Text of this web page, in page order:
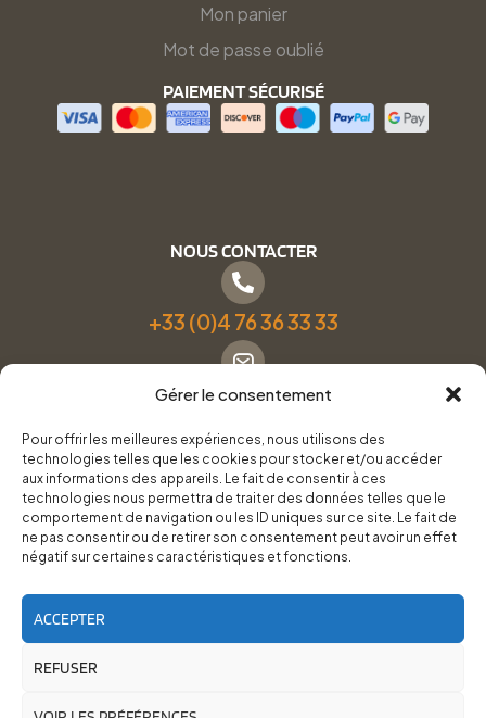
Gérer le consentement
Pour offrir les meilleures expériences, nous utilisons des
technologies telles que les cookies pour stocker et/ou accéder
aux informations des appareils. Le fait de consentir à ces
technologies nous permettra de traiter des données telles que le
comportement de navigation ou les ID uniques sur ce site. Le fait de
ne pas consentir ou de retirer son consentement peut avoir un effet
négatif sur certaines caractéristiques et fonctions.
ACCEPTER
REFUSER
Mon panier
Mot de passe oublié
PAIEMENT SÉCURISÉ
NOUS CONTACTER
+33 (0)4 76 36 33 33
Formulaire de contact
Pneus Services Loisirs - Garage Point S - 28 Bd Denfert
Rochereau, 38500 Voiron
RoadTrip Équipement/Pneus Services Loisirs - 2026